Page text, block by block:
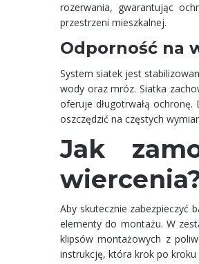
rozerwania, gwarantując
przestrzeni mieszkalnej.
Odporność na
System siatek jest
wody oraz mróz. Siatka
oferuje długotrwałą
oszczędzić na częstych
Jak
Aby skutecznie zabezpieczyć
elementy do montażu. W
klipsów montażowych z
instrukcję, która krok po